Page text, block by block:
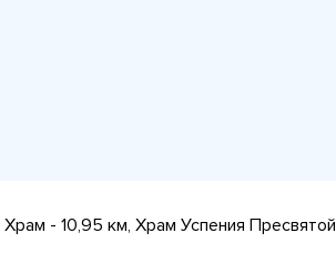
- 10,95 км, Храм Успения Пресвятой